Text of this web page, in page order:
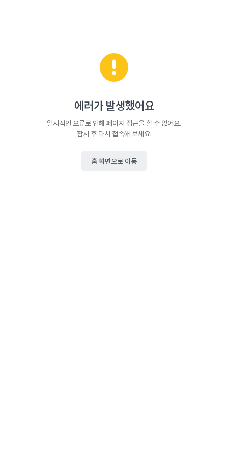
에러가 발생했어요
일시적인 오류로 인해 페이지 접근을 할 수 없어요.
잠시 후 다시 접속해 보세요.
홈 화면으로 이동